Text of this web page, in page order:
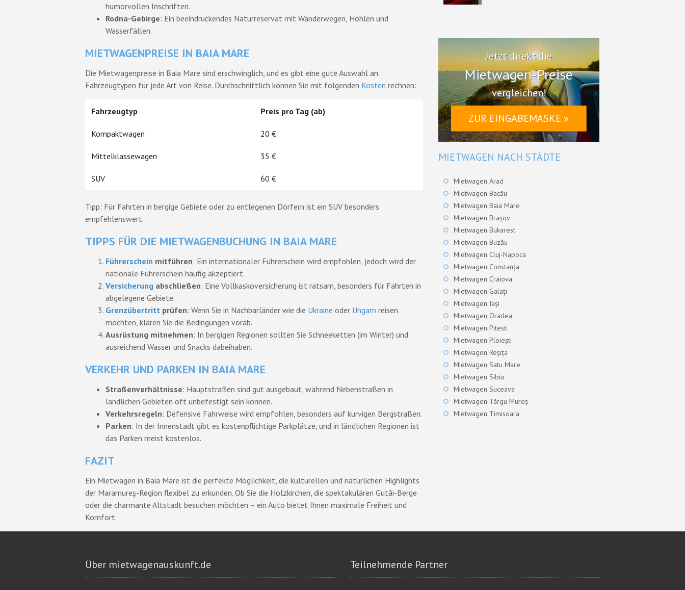
humorvollen Inschriften.
Rodna-Gebirge: Ein beeindruckendes Naturreservat mit Wanderwegen, Höhlen und
Wasserfällen.
MIETWAGENPREISE IN BAIA MARE
Die Mietwagenpreise in Baia Mare sind erschwinglich, und es gibt eine gute Auswahl an
Fahrzeugtypen für jede Art von Reise. Durchschnittlich können Sie mit folgenden Kosten rechnen:
Fahrzeugtyp Preis pro Tag (ab)
Kompaktwagen 20 €
Mittelklassewagen 35 €
SUV 60 €
Tipp: Für Fahrten in bergige Gebiete oder zu entlegenen Dörfern ist ein SUV besonders
empfehlenswert.
TIPPS FÜR DIE MIETWAGENBUCHUNG IN BAIA MARE
Führerschein mitführen: Ein internationaler Führerschein wird empfohlen, jedoch wird der
nationale Führerschein häufig akzeptiert.
Versicherung abschließen: Eine Vollkaskoversicherung ist ratsam, besonders für Fahrten in
abgelegene Gebiete.
Grenzübertritt prüfen: Wenn Sie in Nachbarländer wie die Ukraine oder Ungarn reisen
möchten, klären Sie die Bedingungen vorab.
Ausrüstung mitnehmen: In bergigen Regionen sollten Sie Schneeketten (im Winter) und
ausreichend Wasser und Snacks dabeihaben.
VERKEHR UND PARKEN IN BAIA MARE
Straßenverhältnisse: Hauptstraßen sind gut ausgebaut, während Nebenstraßen in
ländlichen Gebieten oft unbefestigt sein können.
Verkehrsregeln: Defensive Fahrweise wird empfohlen, besonders auf kurvigen Bergstraßen.
Parken: In der Innenstadt gibt es kostenpflichtige Parkplätze, und in ländlichen Regionen ist
das Parken meist kostenlos.
FAZIT
Ein Mietwagen in Baia Mare ist die perfekte Möglichkeit, die kulturellen und natürlichen Highlights
der Maramureș-Region flexibel zu erkunden. Ob Sie die Holzkirchen, die spektakulären Gutâi-Berge
oder die charmante Altstadt besuchen möchten – ein Auto bietet Ihnen maximale Freiheit und
Komfort.
Jetzt direkt die
Mietwagen-Preise
vergleichen!
ZUR EINGABEMASKE »
MIETWAGEN NACH STÄDTE
Mietwagen Arad
Mietwagen Bacău
Mietwagen Baia Mare
Mietwagen Brașov
Mietwagen Bukarest
Mietwagen Buzău
Mietwagen Cluj-Napoca
Mietwagen Constanța
Mietwagen Craiova
Mietwagen Galați
Mietwagen Iași
Mietwagen Oradea
Mietwagen Pitesti
Mietwagen Ploiești
Mietwagen Reșița
Mietwagen Satu Mare
Mietwagen Sibiu
Mietwagen Suceava
Mietwagen Târgu Mureș
Mietwagen Timisoara
Über mietwagenauskunft.de Teilnehmende Partner